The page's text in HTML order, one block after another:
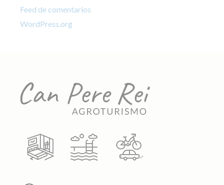
Feed de comentarios
WordPress.org